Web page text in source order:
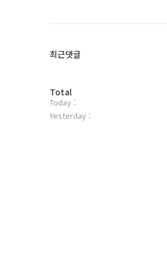
최근댓글
방
문
자
Total
Today :
Yesterday :